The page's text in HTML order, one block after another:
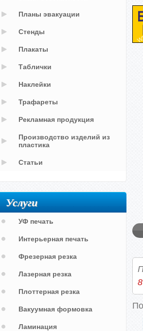
Планы эвакуации
Стенды
Плакаты
Таблички
Наклейки
Трафареты
Рекламная продукция
Производство изделий из
пластика
Статьи
Услуги
УФ печать
Интерьерная печать
Фрезерная резка
Лазерная резка
Плоттерная резка
Вакуумная формовка
Ламинация